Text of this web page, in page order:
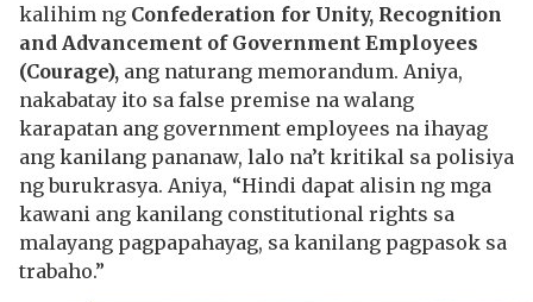
kalihim ng Confederation for Unity, Recognition
and Advancement of Government Employees
(Courage), ang naturang memorandum. Aniya,
nakabatay ito sa false premise na walang
karapatan ang government employees na ihayag
ang kanilang pananaw, lalo na’t kritikal sa polisiya
ng burukrasya. Aniya, “Hindi dapat alisin ng mga
kawani ang kanilang constitutional rights sa
malayang pagpapahayag, sa kanilang pagpasok sa
trabaho.”